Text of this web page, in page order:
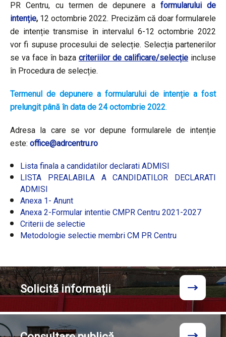
PR Centru, cu termen de depunere a formularului de
intenție, 12 octombrie 2022. Precizăm că doar formularele
de intenție transmise în intervalul 6-12 octombrie 2022
vor fi supuse procesului de selecție. Selecția partenerilor
se va face în baza criteriilor de calificare/selecție incluse
în Procedura de selecție.
Termenul de depunere a formularului de intenție a fost
prelungit până în data de 24 octombrie 2022.
Adresa la care se vor depune formularele de intenție
este: office@adrcentru.ro
Lista finala a candidatilor declarati ADMISI
LISTA PREALABILA A CANDIDATILOR DECLARATI
ADMISI
Anexa 1- Anunt
Anexa 2-Formular intentie CMPR Centru 2021-2027
Criterii de selectie
Metodologie selectie membri CM PR Centru
Solicităinformații